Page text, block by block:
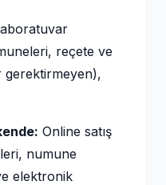
reçete ve
Online satış
numune
elektronik